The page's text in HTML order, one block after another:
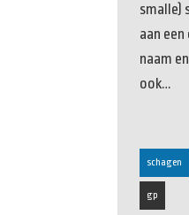
smalle)
aan
naam
ook…
schagen
gp